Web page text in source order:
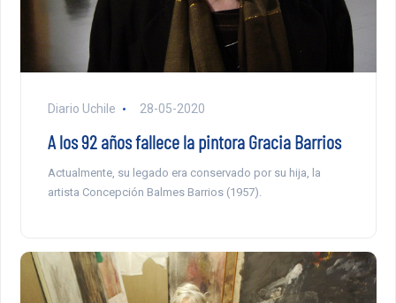
Diario Uchile 28-05-2020
A los 92 años fallece la pintora Gracia Barrios
Actualmente, su legado era conservado por su hija, la
artista Concepción Balmes Barrios (1957).